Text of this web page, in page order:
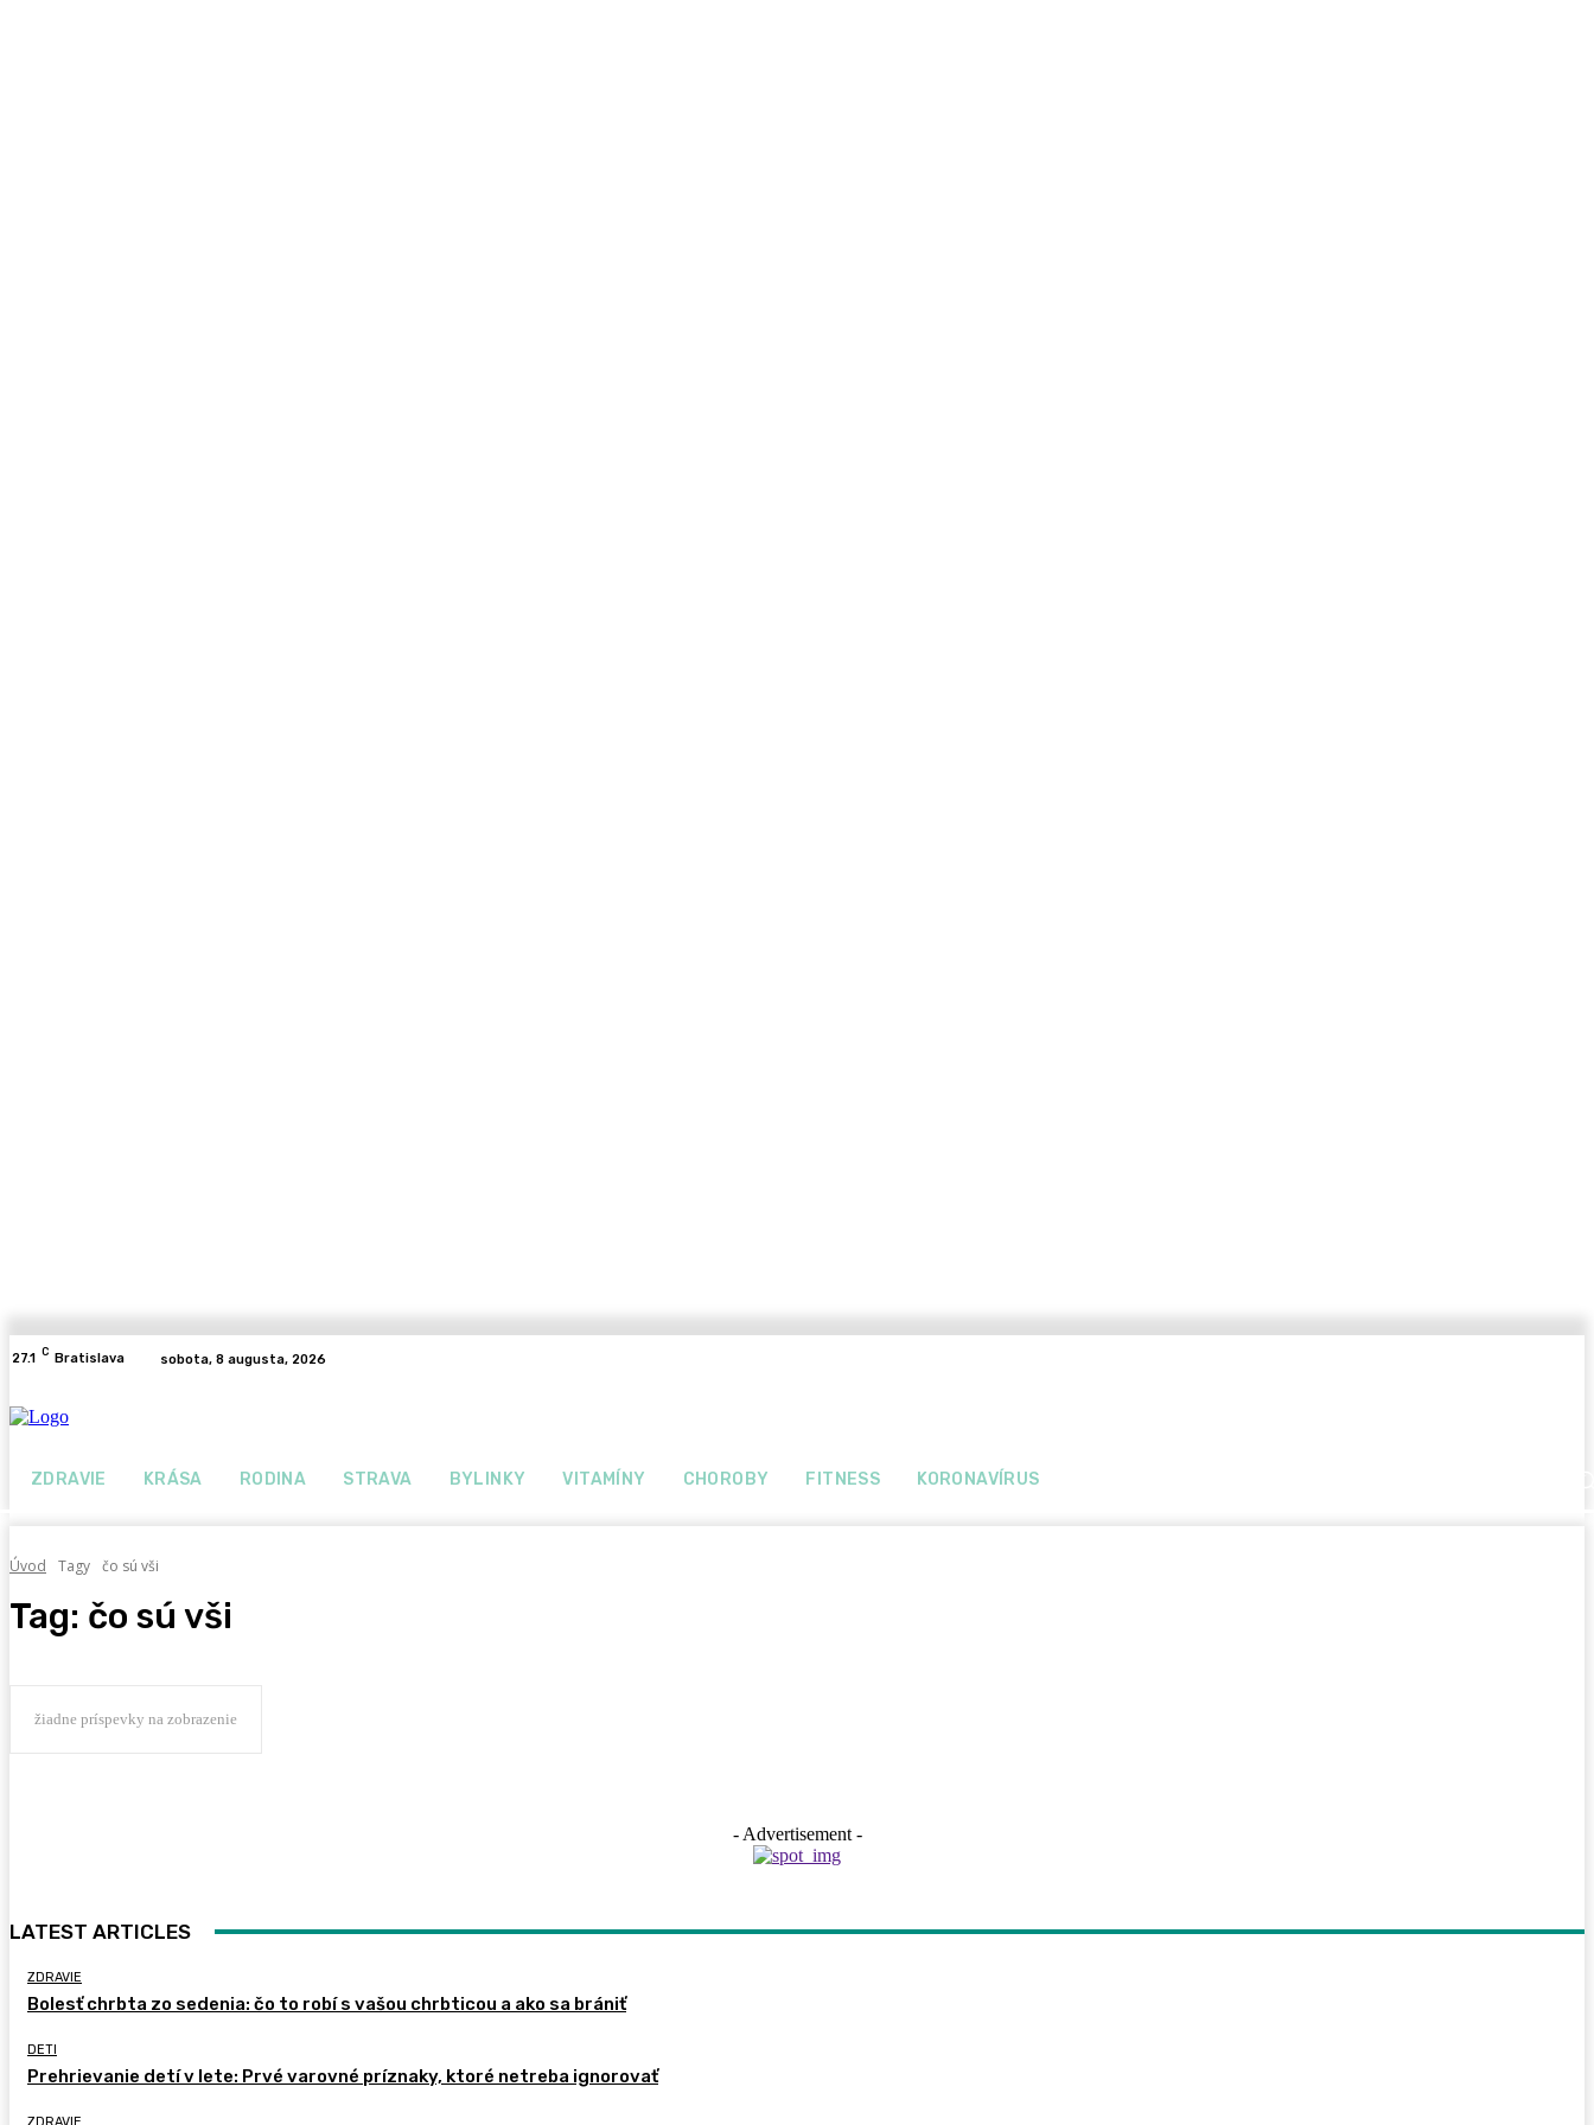
27.1 C Bratislava sobota, 8 augusta, 2026
ZDRAVIE KRÁSA RODINA STRAVA BYLINKY VITAMÍNY CHOROBY FITNESS KORONAVÍRUS
Úvod Tagy čo sú vši
Tag: čo sú vši
žiadne príspevky na zobrazenie
- Advertisement -
LATEST ARTICLES
ZDRAVIE
Bolesť chrbta zo sedenia: čo to robí s vašou chrbticou a ako sa brániť
DETI
Prehrievanie detí v lete: Prvé varovné príznaky, ktoré netreba ignorovať